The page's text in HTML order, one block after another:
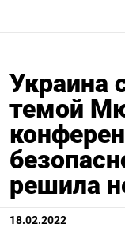
Украина
темой
решила
18.02.2022